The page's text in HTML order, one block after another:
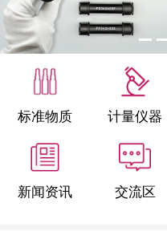
标准物质 计量仪器
新闻资讯 交流区
产品专项
微生物检测/质控品
定制标物
定制仪器